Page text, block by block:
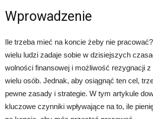
Wprowadzenie
Ile trzeba mieć na koncie żeby nie
wielu ludzi zadaje sobie w dzisiejszych
wolności finansowej i możliwość rezygnacji
wielu osób. Jednak, aby osiągnąć ten cel,
pewne zasady i strategie. W tym artykule
kluczowe czynniki wpływające na to, ile